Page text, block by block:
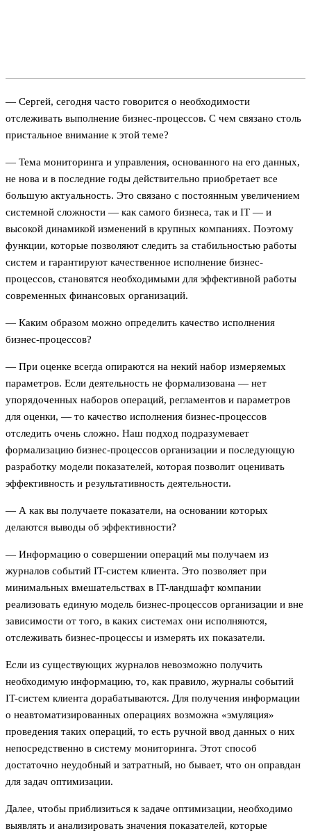
— Сергей, сегодня часто говорится о необходимости
отслеживать выполнение бизнес-процессов. С чем связано столь
пристальное внимание к этой теме?
— Тема мониторинга и управления, основанного на его данных,
не нова и в последние годы действительно приобретает все
большую актуальность. Это связано с постоянным увеличением
системной сложности — как самого бизнеса, так и IT — и
высокой динамикой изменений в крупных компаниях. Поэтому
функции, которые позволяют следить за стабильностью работы
систем и гарантируют качественное исполнение бизнес-
процессов, становятся необходимыми для эффективной работы
современных финансовых организаций.
— Каким образом можно определить качество исполнения
бизнес-процессов?
— При оценке всегда опираются на некий набор измеряемых
параметров. Если деятельность не формализована — нет
упорядоченных наборов операций, регламентов и параметров
для оценки, — то качество исполнения бизнес-процессов
отследить очень сложно. Наш подход подразумевает
формализацию бизнес-процессов организации и последующую
разработку модели показателей, которая позволит оценивать
эффективность и результативность деятельности.
— А как вы получаете показатели, на основании которых
делаются выводы об эффективности?
— Информацию о совершении операций мы получаем из
журналов событий IT-систем клиента. Это позволяет при
минимальных вмешательствах в IT-ландшафт компании
реализовать единую модель бизнес-процессов организации и вне
зависимости от того, в каких системах они исполняются,
отслеживать бизнес-процессы и измерять их показатели.
Если из существующих журналов невозможно получить
необходимую информацию, то, как правило, журналы событий
IT-систем клиента дорабатываются. Для получения информации
о неавтоматизированных операциях возможна «эмуляция»
проведения таких операций, то есть ручной ввод данных о них
непосредственно в систему мониторинга. Этот способ
достаточно неудобный и затратный, но бывает, что он оправдан
для задач оптимизации.
Далее, чтобы приблизиться к задаче оптимизации, необходимо
выявлять и анализировать значения показателей, которые